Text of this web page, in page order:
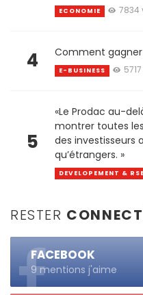
ECONOMIE 7834
4 Comment gagner
E-BUSINESS
5
«Le Prodac au-
montrer toutes
des investisseurs
qu’étrangers. »
DEVELOPEMENT & RSE
RESTER
FACEBOOK
9 mentions j'aime